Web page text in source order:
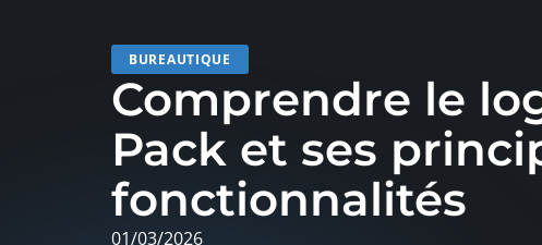
BUREAUTIQUE
Comprendre le
Pack et ses
fonctionnalités
01/03/2026